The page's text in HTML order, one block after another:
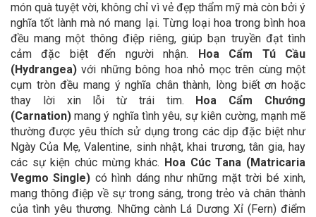
món quà tuyệt vời, không chỉ vì vẻ đẹp thẩm mỹ mà còn bởi ý
nghĩa tốt lành mà nó mang lại. Từng loại hoa trong bình hoa
đều mang một thông điệp riêng, giúp bạn truyền đạt tình
cảm đặc biệt đến người nhận. Hoa Cẩm Tú Cầu
(Hydrangea) với những bông hoa nhỏ mọc trên cùng một
cụm tròn đều mang ý nghĩa chân thành, lòng biết ơn hoặc
thay lời xin lỗi từ trái tim. Hoa Cẩm Chướng
(Carnation) mang ý nghĩa tình yêu, sự kiên cường, mạnh mẽ
thường được yêu thích sử dụng trong các dịp đặc biệt như
Ngày Của Mẹ, Valentine, sinh nhật, khai trương, tân gia, hay
các sự kiện chúc mừng khác. Hoa Cúc Tana (Matricaria
Vegmo Single) có hình dáng như những mặt trời bé xinh,
mang thông điệp về sự trong sáng, trong trẻo và chân thành
của tình yêu thương. Những cành Lá Dương Xỉ (Fern) điểm